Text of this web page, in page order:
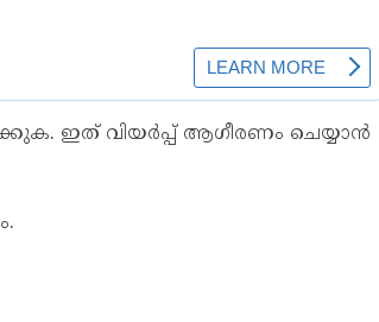
ഇത് വിയർപ്പ് ആഗീരണം ചെയ്യാൻ